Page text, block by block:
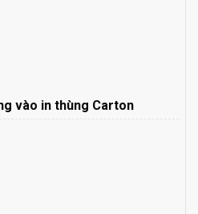
vào in thùng Carton